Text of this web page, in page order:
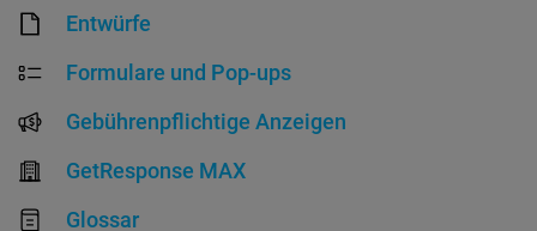
Entwürfe
Formulare und Pop-ups
Gebührenpflichtige Anzeigen
GetResponse MAX
Glossar